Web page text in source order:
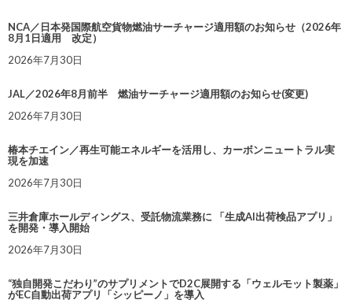
NCA／日本発国際航空貨物燃油サーチャージ適用額のお知らせ（2026年
8月1日適用 改定）
2026年7月30日
JAL／2026年8月前半 燃油サーチャージ適用額のお知らせ(変更)
2026年7月30日
椿本チエイン／再生可能エネルギーを活用し、カーボンニュートラル実
現を加速
2026年7月30日
三井倉庫ホールディングス、受託物流業務に 「生成AI出荷検品アプリ」
を開発・導入開始
2026年7月30日
“独自開発こだわり”のサプリメントでD2C展開する「ウェルモット製薬」
がEC自動出荷アプリ「シッピーノ」を導入